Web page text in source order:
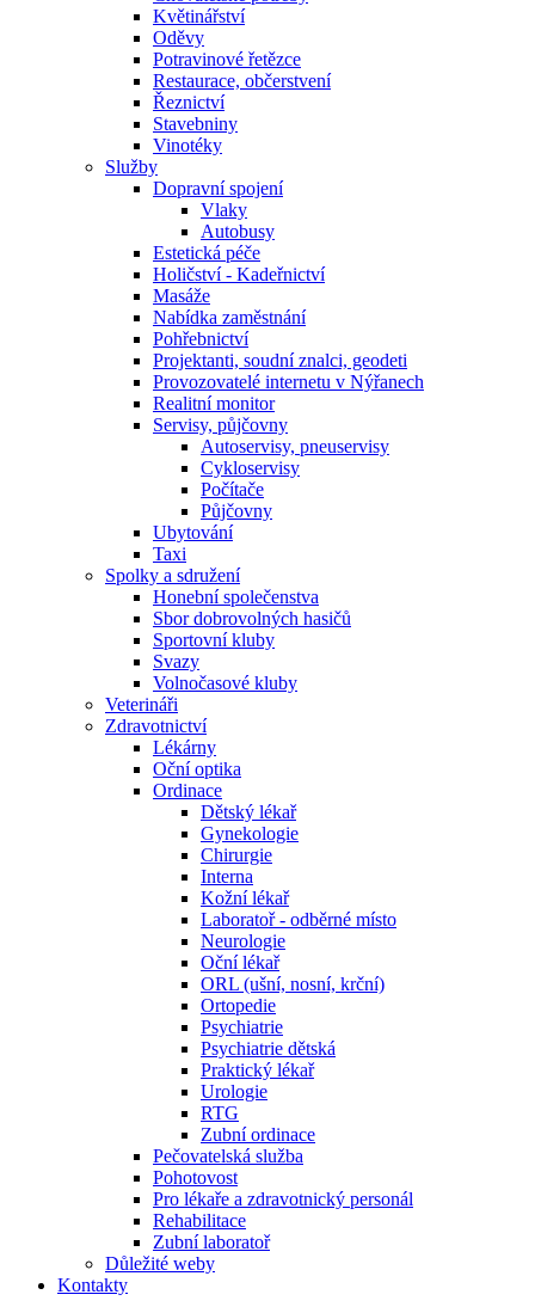
Květinářství
Oděvy
Potravinové řetězce
Restaurace, občerstvení
Řeznictví
Stavebniny
Vinotéky
Služby
Dopravní spojení
Vlaky
Autobusy
Estetická péče
Holičství - Kadeřnictví
Masáže
Nabídka zaměstnání
Pohřebnictví
Projektanti, soudní znalci, geodeti
Provozovatelé internetu v Nýřanech
Realitní monitor
Servisy, půjčovny
Autoservisy, pneuservisy
Cykloservisy
Počítače
Půjčovny
Ubytování
Taxi
Spolky a sdružení
Honební společenstva
Sbor dobrovolných hasičů
Sportovní kluby
Svazy
Volnočasové kluby
Veterináři
Zdravotnictví
Lékárny
Oční optika
Ordinace
Dětský lékař
Gynekologie
Chirurgie
Interna
Kožní lékař
Laboratoř - odběrné místo
Neurologie
Oční lékař
ORL (ušní, nosní, krční)
Ortopedie
Psychiatrie
Psychiatrie dětská
Praktický lékař
Urologie
RTG
Zubní ordinace
Pečovatelská služba
Pohotovost
Pro lékaře a zdravotnický personál
Rehabilitace
Zubní laboratoř
Důležité weby
Kontakty